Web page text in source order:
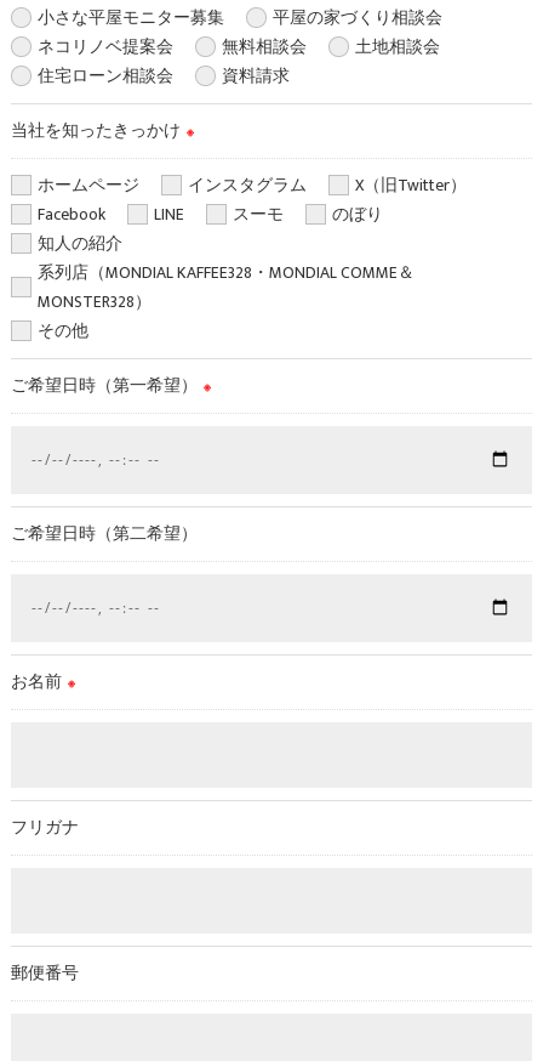
＜個人情報の委託について＞
当社では、利用目的の達成に必要な範囲において、個人情報を
外部に委託する場合があります。
これらの委託先に対しては個人情報保護契約等の措置をとり、
適切な監督を行います。
＜個人情報の安全管理＞
当社では、個人情報の漏洩等がなされないよう、適切に安全管
理対策を実施します。
＜個人情報を与えなかった場合に生じる結果＞
必要な情報を頂けない場合は、それに対応した当社のサービス
をご提供できない場合がございますので予めご了承ください。
＜個人情報の開示･訂正・削除･利用停止の手続について＞
当社では、お客様の個人情報の開示･訂正･削除・利用停止の手
ご本人である事を確認のうえ、対応させて頂きます。
個人情報の開示･訂正･削除・利用停止の具体的手続きにつきま
しては、お電話でお問合せ下さい。
小さな平屋モニター募集
平屋の家づくり相談会
ネコリノベ提案会
無料相談会
土地相談会
住宅ローン相談会
資料請求
当社を知ったきっかけ ※
ホームページ インスタグラム
X（旧Twitter）
Facebook
LINE スーモ
のぼり
知人の紹介
系列店（MONDIAL KAFFEE328・MONDIAL COMME＆
MONSTER328）
その他
ご希望日時（第一希望） ※
ご希望日時（第二希望）
お名前 ※
フリガナ
郵便番号